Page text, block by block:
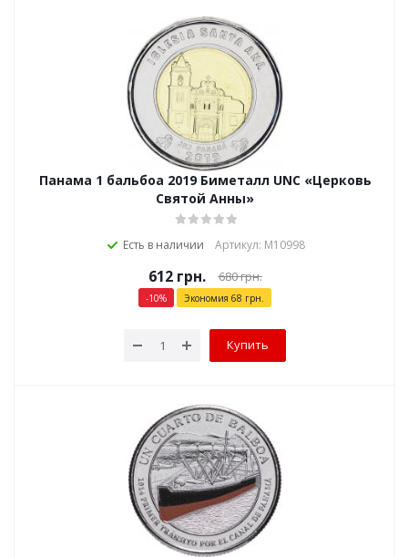
Панама 1 бальбоа 2019 Биметалл UNC «Церковь
Святой Анны»
Есть в наличии Артикул: М10998
612грн. 680грн.
-10% Экономия 68 грн.
Купить